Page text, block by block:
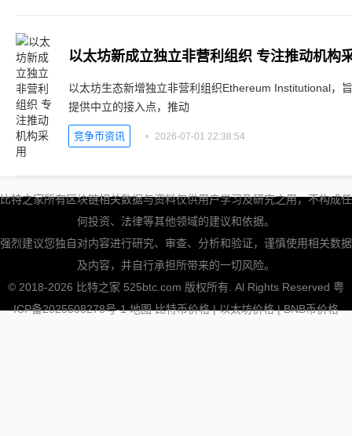
以太坊新成立独立非营利组织 专注推动机构
以太坊生态新增独立非营利组织Ethereum Institutional，
提供中立的接入点，推动
竞争币资讯 2026-07-01 22:38:54
比特之家所有区块链相关数据与资料仅供用户学习及研究之用，不构成任
何投资、法律等其他领域的建议和依据。
强烈建议您独自对内容进行研究、审查、分析和验证，谨慎使用相关数据
及内容，并自行承担所带来的一切风险。
© 2018-2026 比特之家 525btc.com 版权所有. Al Rights Reserved 粤
ICP备2025508278号-1 地图 比特币价格|以太坊价格|BNB币价格